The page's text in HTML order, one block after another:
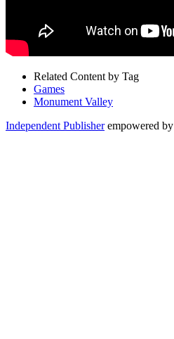
Related Content by Tag
Games
Monument Valley
Independent Publisherempowered by